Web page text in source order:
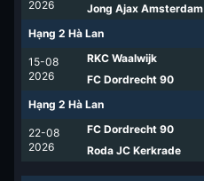
2026
Jong Ajax Amsterdam
Hạng 2 Hà Lan
15-08
2026
RKC Waalwijk
FC Dordrecht 90
Hạng 2 Hà Lan
22-08
2026
FC Dordrecht 90
Roda JC Kerkrade